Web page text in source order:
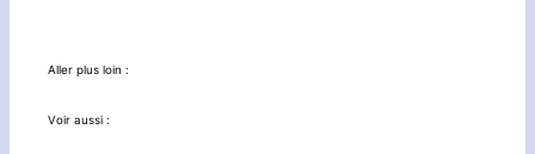
Aller plus loin :
Voir aussi :